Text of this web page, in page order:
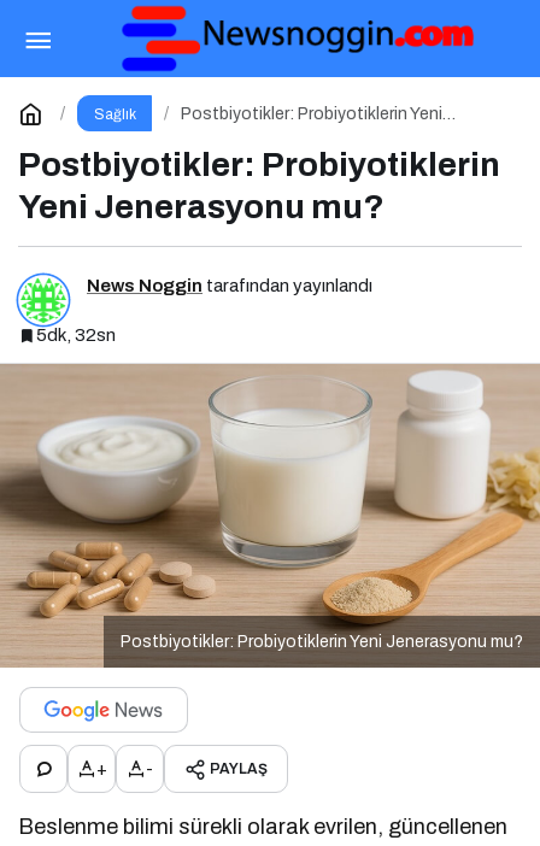
Sağlık
Postbiyotikler: Probiyotiklerin Yeni
Postbiyotikler: Probiyotiklerin
Yeni Jenerasyonu mu?
News Noggin tarafından yayınlandı
5dk, 32sn
Postbiyotikler: Probiyotiklerin Yeni Jenerasyonu mu?
+ - PAYLAŞ
Beslenme bilimi sürekli olarak evrilen, güncellenen
Tiroid ve Guatr Hastalıklarında Beslenme
Bilinci
Yorum Yap